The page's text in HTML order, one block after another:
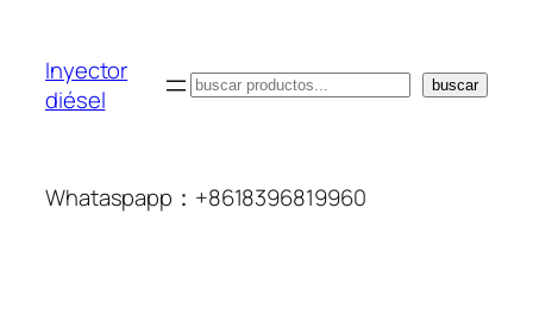
Inyector
diésel
搜
buscar
Whataspapp：+8618396819960